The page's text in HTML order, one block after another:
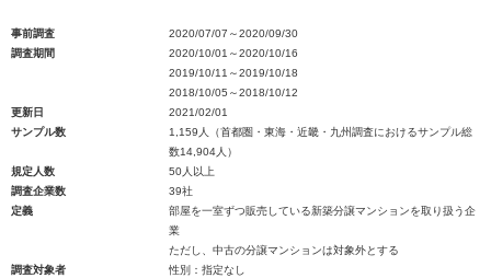
事前調査
2020/07/07～2020/09/30
調査期間
2020/10/01～2020/10/16
2019/10/11～2019/10/18
2018/10/05～2018/10/12
更新日
2021/02/01
サンプル数
1,159人（首都圏・東海・近畿・九州調査におけるサンプル総
数14,904人）
規定人数
50人以上
調査企業数
39社
定義
部屋を一室ずつ販売している新築分譲マンションを取り扱う企
業
ただし、中古の分譲マンションは対象外とする
調査対象者
性別：指定なし